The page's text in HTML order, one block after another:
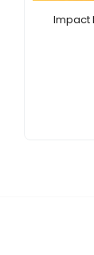
Impact